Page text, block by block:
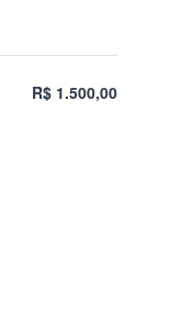
R$ 1.500,00